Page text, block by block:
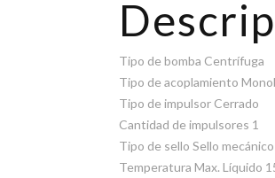
Tipo de bomba Centrífuga
Tipo de acoplamiento
Tipo de impulsor Cerrado
Cantidad de impulsores 1
Tipo de sello Sello
Temperatura Max. Líquido